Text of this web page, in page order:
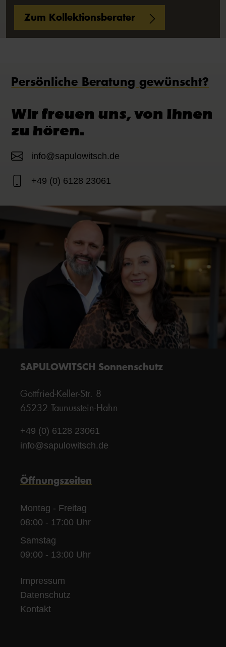
Zum Kollektionsberater
Persönliche Beratung gewünscht?
Wir freuen uns, von Ihnen
zu hören.
info@sapulowitsch.de
+49 (0) 6128 23061
SAPULOWITSCH Sonnenschutz
Gottfried-Keller-Str. 8
65232 Taunusstein-Hahn
+49 (0) 6128 23061
info@sapulowitsch.de
Öffnungszeiten
Montag - Freitag
08:00 - 17:00 Uhr
Samstag
09:00 - 13:00 Uhr
Impressum
Datenschutz
Kontakt